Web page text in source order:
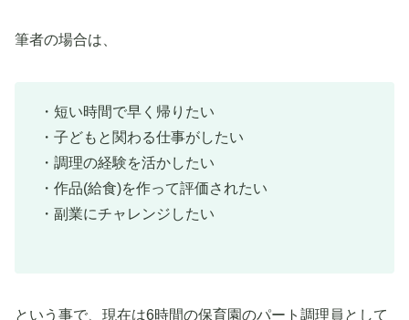
筆者の場合は、
・短い時間で早く帰りたい
・子どもと関わる仕事がしたい
・調理の経験を活かしたい
・作品(給食)を作って評価されたい
・副業にチャレンジしたい
という事で、現在は6時間の保育園のパート調理員として